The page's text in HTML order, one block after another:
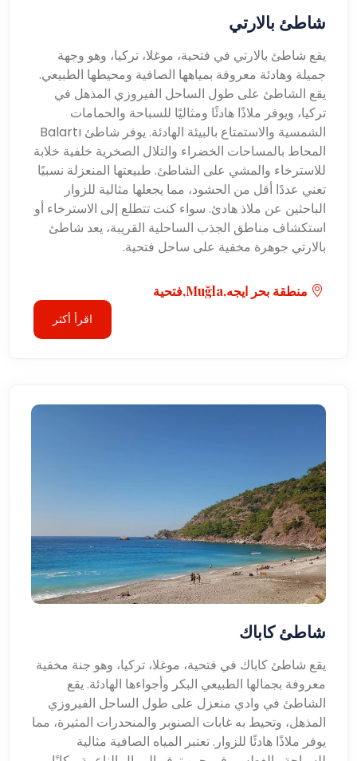
شاطئ بالارتي
يقع شاطئ بالارتي في فتحية، موغلا، تركيا، وهو وجهة
جميلة وهادئة معروفة بمياهها الصافية ومحيطها الطبيعي.
يقع الشاطئ على طول الساحل الفيروزي المذهل في
تركيا، ويوفر ملاذًا هادئًا ومثاليًا للسباحة والحمامات
الشمسية والاستمتاع بالبيئة الهادئة. يوفر شاطئ Balartı
المحاط بالمساحات الخضراء والتلال الصخرية خلفية خلابة
للاسترخاء والمشي على الشاطئ. طبيعتها المنعزلة نسبيًا
تعني عددًا أقل من الحشود، مما يجعلها مثالية للزوار
الباحثين عن ملاذ هادئ. سواء كنت تتطلع إلى الاسترخاء أو
استكشاف مناطق الجذب الساحلية القريبة، يعد شاطئ
بالارتي جوهرة مخفية على ساحل فتحية.
منطقة بحر ايجه,Muğla,فتحية
اقرأ أكثر
شاطئ كاباك
يقع شاطئ كاباك في فتحية، موغلا، تركيا، وهو جنة مخفية
معروفة بجمالها الطبيعي البكر وأجواءها الهادئة. يقع
الشاطئ في وادي منعزل على طول الساحل الفيروزي
المذهل، وتحيط به غابات الصنوبر والمنحدرات المثيرة، مما
يوفر ملاذًا هادئًا للزوار. تعتبر المياه الصافية مثالية